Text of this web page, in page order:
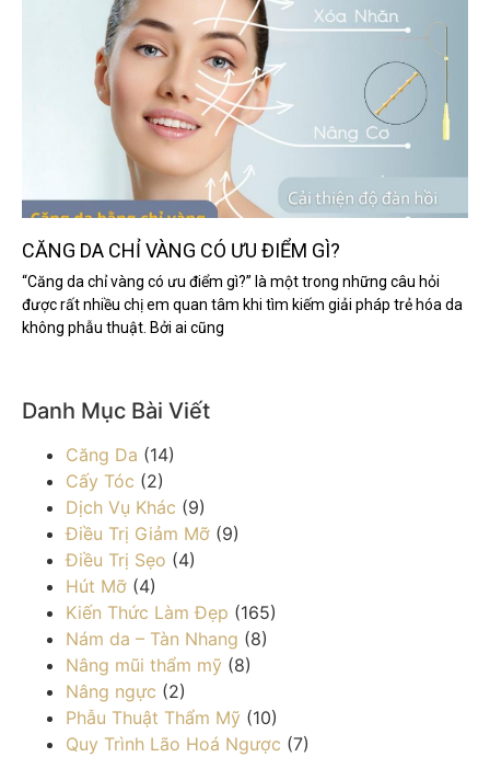
CĂNG DA CHỈ VÀNG CÓ ƯU ĐIỂM GÌ?
“Căng da chỉ vàng có ưu điểm gì?” là một trong những câu hỏi
được rất nhiều chị em quan tâm khi tìm kiếm giải pháp trẻ hóa da
không phẫu thuật. Bởi ai cũng
Danh Mục Bài Viết
Căng Da (14)
Cấy Tóc (2)
Dịch Vụ Khác (9)
Điều Trị Giảm Mỡ (9)
Điều Trị Sẹo (4)
Hút Mỡ (4)
Kiến Thức Làm Đẹp (165)
Nám da – Tàn Nhang (8)
Nâng mũi thẩm mỹ (8)
Nâng ngực (2)
Phẫu Thuật Thẩm Mỹ (10)
Quy Trình Lão Hoá Ngược (7)